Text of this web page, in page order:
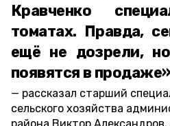
Кравченко
томатах. Правда,
ещё не дозрели,
появятся в
рассказал старший
сельского хозяйства